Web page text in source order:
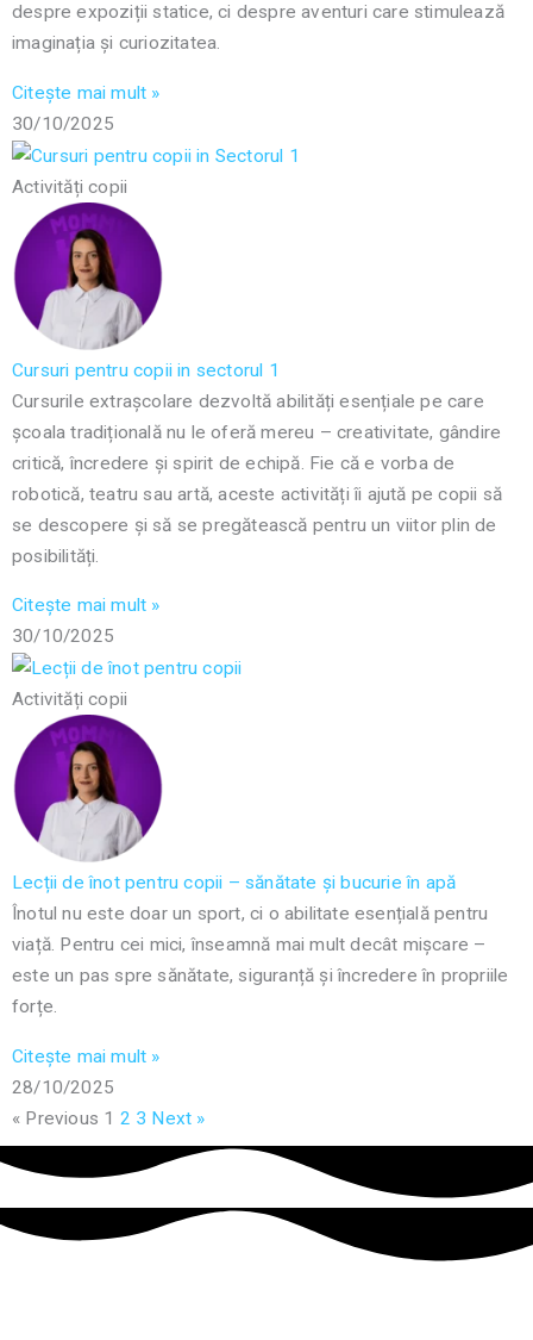
despre expoziții statice, ci despre aventuri care stimulează
imaginația și curiozitatea.
Citește mai mult »
30/10/2025
Activități copii
Cursuri pentru copii in sectorul 1
Cursurile extrașcolare dezvoltă abilități esențiale pe care
școala tradițională nu le oferă mereu – creativitate, gândire
critică, încredere și spirit de echipă. Fie că e vorba de
robotică, teatru sau artă, aceste activități îi ajută pe copii să
se descopere și să se pregătească pentru un viitor plin de
posibilități.
Citește mai mult »
30/10/2025
Activități copii
Lecții de înot pentru copii – sănătate și bucurie în apă
Înotul nu este doar un sport, ci o abilitate esențială pentru
viață. Pentru cei mici, înseamnă mai mult decât mișcare –
este un pas spre sănătate, siguranță și încredere în propriile
forțe.
Citește mai mult »
28/10/2025
« Previous 1 2 3 Next »